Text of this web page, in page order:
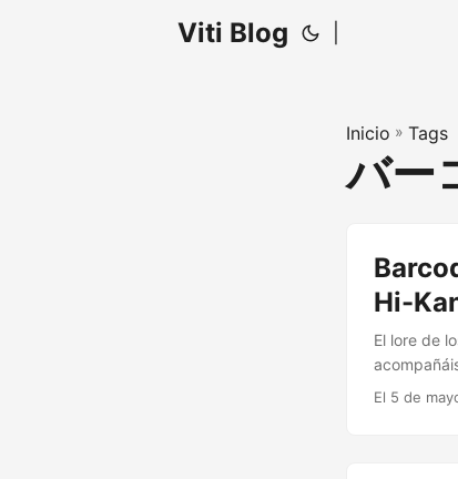
Viti Blog
Inicio » Tags
バー
Hi-
El lore de
segunda
El 5 de